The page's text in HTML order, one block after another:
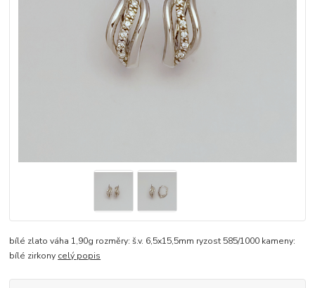
bílé zlato váha 1,90g rozměry: š.v. 6,5x15,5mm ryzost 585/1000 kameny:
bílé zirkony celý popis